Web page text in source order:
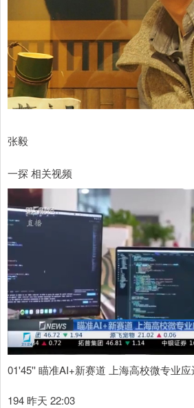
张毅
一探 相关视频
01'45'' 瞄准AI+新赛道 上海高校微专业应
194 昨天 22:03